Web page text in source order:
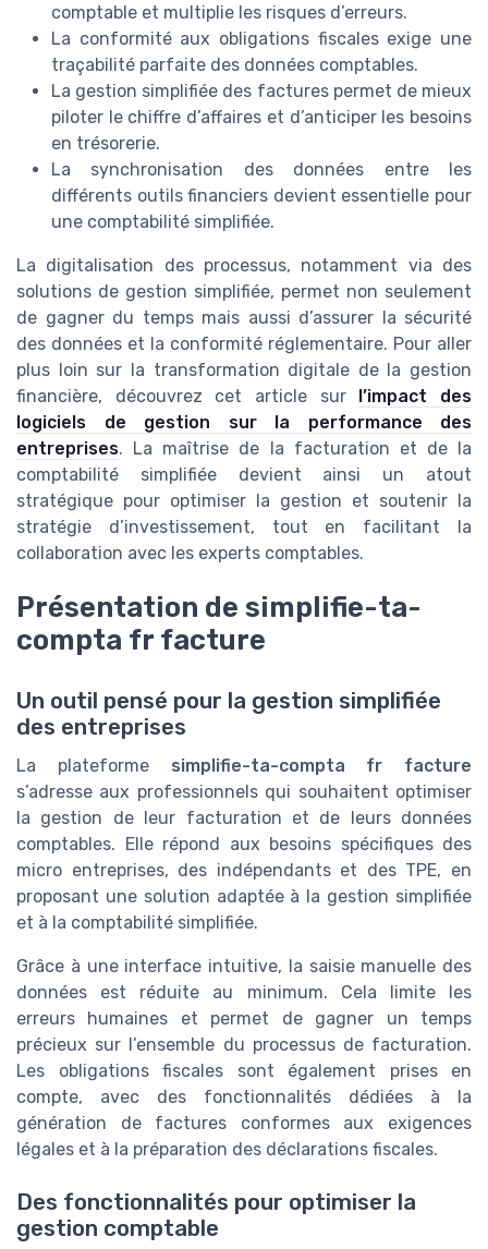
comptable et multiplie les risques d’erreurs.
La conformité aux obligations fiscales exige une
traçabilité parfaite des données comptables.
La gestion simplifiée des factures permet de mieux
piloter le chiffre d’affaires et d’anticiper les besoins
en trésorerie.
La synchronisation des données entre les
différents outils financiers devient essentielle pour
une comptabilité simplifiée.
La digitalisation des processus, notamment via des
solutions de gestion simplifiée, permet non seulement
de gagner du temps mais aussi d’assurer la sécurité
des données et la conformité réglementaire. Pour aller
plus loin sur la transformation digitale de la gestion
financière, découvrez cet article sur l’impact des
logiciels de gestion sur la performance des
entreprises. La maîtrise de la facturation et de la
comptabilité simplifiée devient ainsi un atout
stratégique pour optimiser la gestion et soutenir la
stratégie d’investissement, tout en facilitant la
collaboration avec les experts comptables.
Présentation de simplifie-ta-
compta fr facture
Un outil pensé pour la gestion simplifiée
des entreprises
La plateforme simplifie-ta-compta fr facture
s’adresse aux professionnels qui souhaitent optimiser
la gestion de leur facturation et de leurs données
comptables. Elle répond aux besoins spécifiques des
micro entreprises, des indépendants et des TPE, en
proposant une solution adaptée à la gestion simplifiée
et à la comptabilité simplifiée.
Grâce à une interface intuitive, la saisie manuelle des
données est réduite au minimum. Cela limite les
erreurs humaines et permet de gagner un temps
précieux sur l’ensemble du processus de facturation.
Les obligations fiscales sont également prises en
compte, avec des fonctionnalités dédiées à la
génération de factures conformes aux exigences
légales et à la préparation des déclarations fiscales.
Des fonctionnalités pour optimiser la
gestion comptable